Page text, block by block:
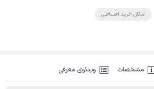
امکان خرید اقساطی
مشخصات ویدئوی معرفی